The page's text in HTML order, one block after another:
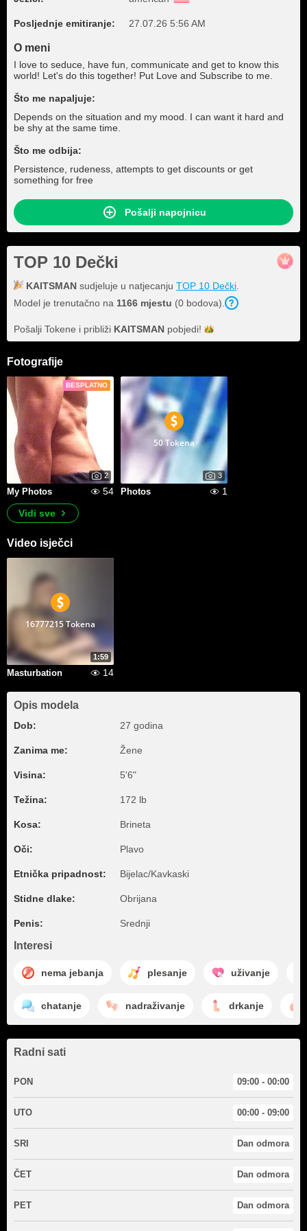
Posljednje emitiranje: 27.07.26 5:56 AM
O meni
I love to seduce, have fun, communicate and get to know this
world! Let's do this together! Put Love and Subscribe to me.
Što me napaljuje:
Depends on the situation and my mood. I can want it hard and
be shy at the same time.
Što me odbija:
Persistence, rudeness, attempts to get discounts or get
something for free
Pošalji napojnicu
TOP 10 Dečki
KAITSMAN sudjeluje u natjecanju TOP 10 Dečki
Model je trenutačno na 1166 mjestu (0 bodova).
Pošalji Tokene i približi KAITSMAN pobjedi!
Fotografije
BESPLATNO
2
My Photos 54
50 Tokena
3
Photos
1
Vidi sve
Video isječci
1:59
16777215 Tokena
Masturbation 14
Opis modela
Dob: 27 godina
Zanima me: Žene
Visina: 5'6"
Težina: 172 lb
Kosa: Brineta
Oči: Plavo
Etnička pripadnost: Bijelac/Kavkaski
Stidne dlake: Obrijana
Penis: Srednji
Interesi
nema jebanja plesanje uživanje
chatanje nadraživanje drkanje
Radni sati
PON 09:00 - 00:00
UTO 00:00 - 09:00
SRI Dan odmora
ČET Dan odmora
PET Dan odmora